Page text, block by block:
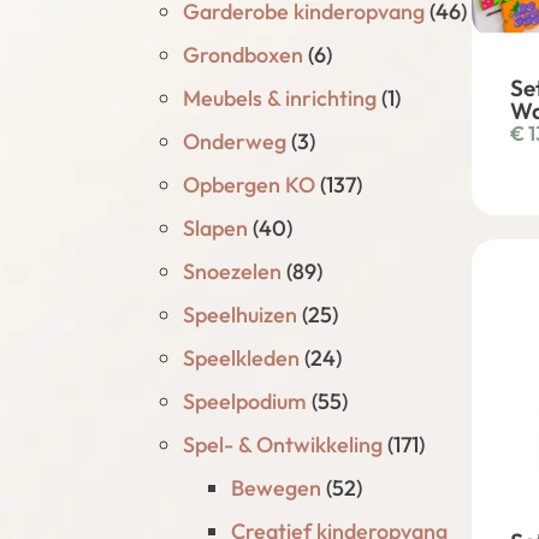
Garderobe kinderopvang(46)
Grondboxen (6)
Meubels & inrichting(1)
Onderweg(3)
Opbergen KO(137)
Slapen (40)
Snoezelen (89)
Speelhuizen (25)
Speelkleden (24)
Speelpodium (55)
Spel- & Ontwikkeling(171)
Bewegen (52)
Creatief kinderopvang
€